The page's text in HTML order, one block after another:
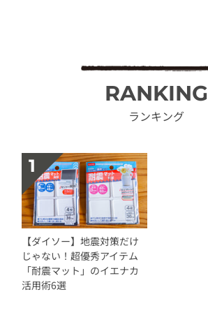
RANKING
ランキング
【ダイソー】地震対策だけ
じゃない！超優秀アイテム
「耐震マット」のイエナカ
活用術6選